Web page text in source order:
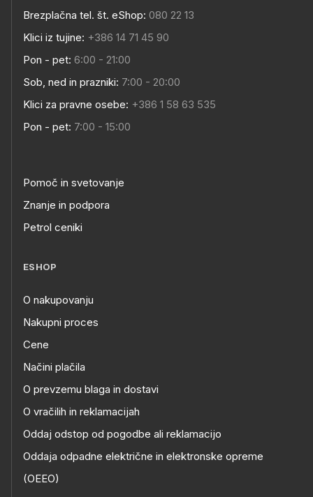
Brezplačna tel. št. eShop: 080 22 13
Klici iz tujine: +386 14 71 45 90
Pon - pet: 6:00 - 21:00
Sob, ned in prazniki: 7:00 - 20:00
Klici za pravne osebe: +386 1 58 63 535
Pon - pet: 7:00 - 15:00
Pomoč in svetovanje
Znanje in podpora
Petrol ceniki
ESHOP
O nakupovanju
Nakupni proces
Cene
Načini plačila
O prevzemu blaga in dostavi
O vračilih in reklamacijah
Oddaj odstop od pogodbe ali reklamacijo
Oddaja odpadne električne in elektronske opreme
(OEEO)